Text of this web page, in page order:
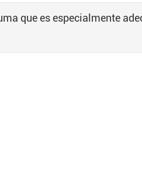
que es especialmente